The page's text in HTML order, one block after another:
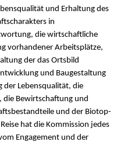
und Erhaltung des
in
die wirtschaftliche
vorhandener Arbeitsplätze,
der das Ortsbild
und Baugestaltung
der Lebensqualität, die
die Bewirtschaftung und
und der Biotop-
hat die Kommission jedes
Engagement und der